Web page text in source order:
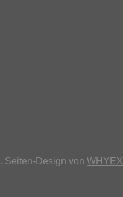
. Seiten-Design von WHYEX